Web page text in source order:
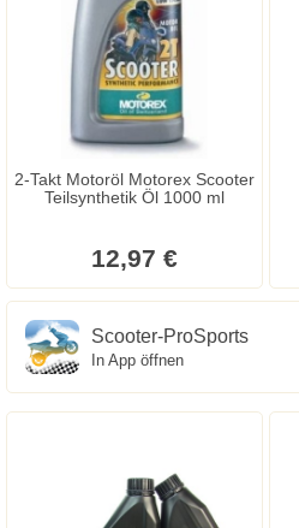
2-Takt Motoröl Motorex Scooter
Teilsynthetik Öl 1000 ml
12,97 €
Scooter-ProSports
In App öffnen